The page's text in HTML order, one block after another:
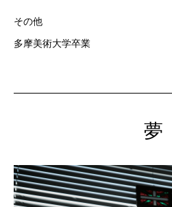
その他
多摩美術大学卒業
夢